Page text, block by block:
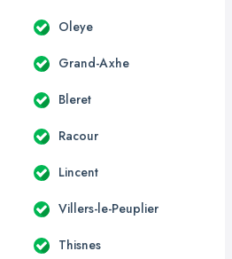
Oleye
Grand-Axhe
Bleret
Racour
Lincent
Villers-le-Peuplier
Thisnes